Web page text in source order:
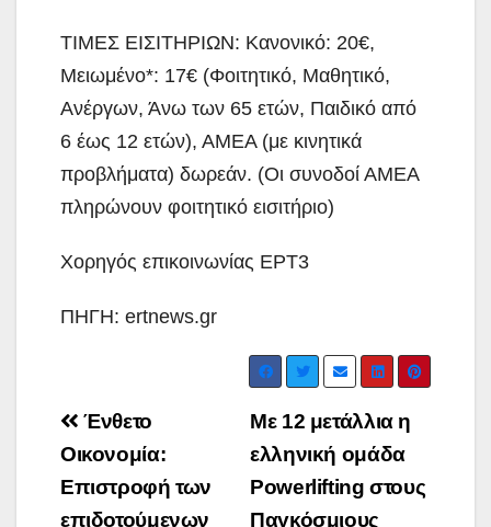
ΤΙΜΕΣ ΕΙΣΙΤΗΡΙΩΝ: Κανονικό: 20€,
Μειωμένο*: 17€ (Φοιτητικό, Μαθητικό,
Ανέργων, Άνω των 65 ετών, Παιδικό από
6 έως 12 ετών), ΑΜΕΑ (με κινητικά
προβλήματα) δωρεάν. (Οι συνοδοί ΑΜΕΑ
πληρώνουν φοιτητικό εισιτήριο)
Χορηγός επικοινωνίας ΕΡΤ3
ΠΗΓΗ: ertnews.gr
Post
navigation
Με 12 μετάλλια η
ελληνική ομάδα
Powerlifting στους
Παγκόσμιους
Ένθετο
Οικονομία:
Επιστροφή των
επιδοτούμενων